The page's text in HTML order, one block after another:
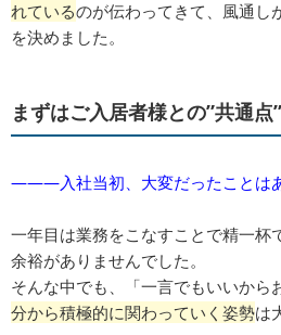
れているのが伝わってきて、風通し
を決めました。
まずはご入居者様との”共通
―――入社当初、大変だったことは
一年目は業務をこなすことで精一杯
余裕がありませんでした。
そんな中でも、「一言でもいいから
分から積極的に関わっていく姿勢は